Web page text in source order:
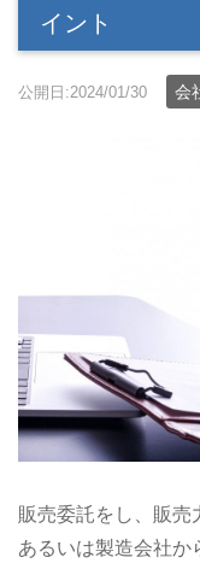
イント
公開日:2024/01/30 会
販売委託をし、販売
あるいは製造会社か